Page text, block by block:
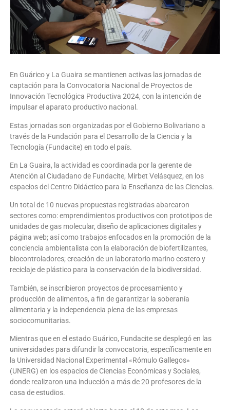
En Guárico y La Guaira se mantienen activas las jornadas de
captación para la Convocatoria Nacional de Proyectos de
Innovación Tecnológica Productiva 2024, con la intención de
impulsar el aparato productivo nacional.
Estas jornadas son organizadas por el Gobierno Bolivariano a
través de la Fundación para el Desarrollo de la Ciencia y la
Tecnología (Fundacite) en todo el país.
En La Guaira, la actividad es coordinada por la gerente de
Atención al Ciudadano de Fundacite, Mirbet Velásquez, en los
espacios del Centro Didáctico para la Enseñanza de las Ciencias.
Un total de 10 nuevas propuestas registradas abarcaron
sectores como: emprendimientos productivos con prototipos de
unidades de gas molecular, diseño de aplicaciones digitales y
página web; así como trabajos enfocados en la promoción de la
conciencia ambientalista con la elaboración de biofertilizantes,
biocontroladores; creación de un laboratorio marino costero y
reciclaje de plástico para la conservación de la biodiversidad.
También, se inscribieron proyectos de procesamiento y
producción de alimentos, a fin de garantizar la soberanía
alimentaria y la independencia plena de las empresas
sociocomunitarias.
Mientras que en el estado Guárico, Fundacite se desplegó en las
universidades para difundir la convocatoria, específicamente en
la Universidad Nacional Experimental «Rómulo Gallegos»
(UNERG) en los espacios de Ciencias Económicas y Sociales,
donde realizaron una inducción a más de 20 profesores de la
casa de estudios.